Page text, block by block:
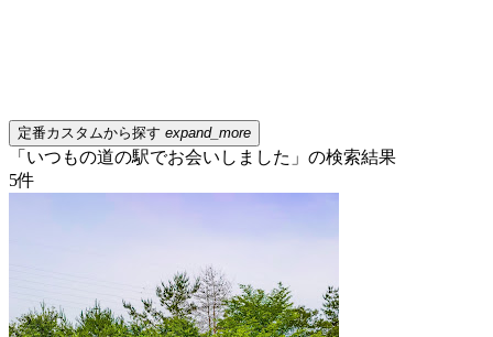
定番カスタムから探す expand_more
「いつもの道の駅でお会いしました」の検索結果
5件